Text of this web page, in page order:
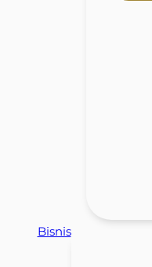
Bisnis